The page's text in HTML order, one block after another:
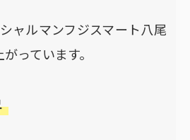
ャルマンフジスマート八尾
っています。